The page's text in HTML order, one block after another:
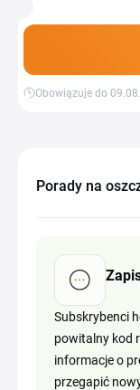
Obowiązuje do
Porady na
Subskrybenci
powitalny kod
informacje o
przegapić